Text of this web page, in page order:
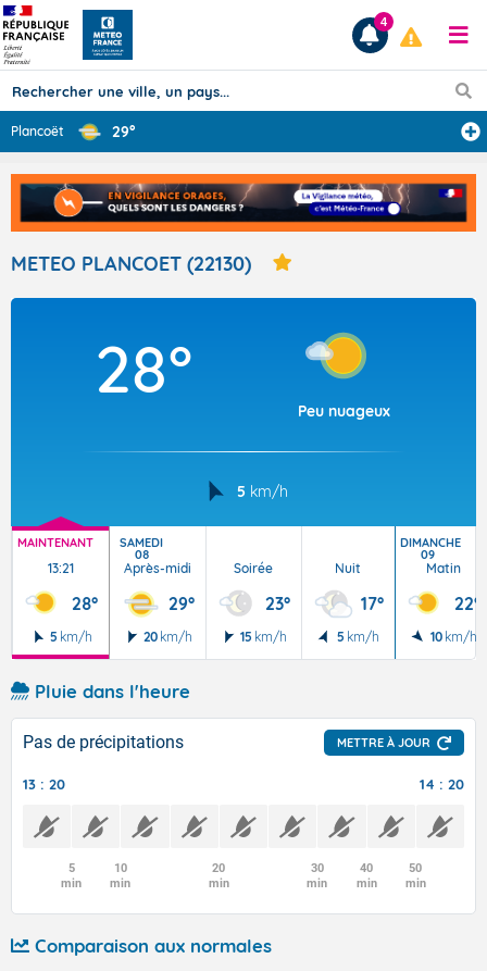
Prévisions
TOUS LES RÉSULTATS
Articles
4
Plancoët 29°
METEO PLANCOET (22130)
28°
Peu nuageux
5 km/h
MAINTENANT
13:21
28°
5 km/h
SAMEDI
08
Après-midi
29°
20 km/h
Soirée
23°
15 km/h
Nuit
17°
5 km/h
DIMANCHE
09
Matin
22°
10 km/h
Pluie dans l'heure
Pas de précipitations METTRE À JOUR
13 : 20 14 : 20
5
min
10
min
20
min
30
min
40
min
50
min
Comparaison aux normales